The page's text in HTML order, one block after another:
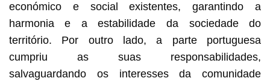
económico e social existentes, garantindo a
harmonia e a estabilidade da sociedade do
território. Por outro lado, a parte portuguesa
cumpriu as suas responsabilidades,
salvaguardando os interesses da comunidade